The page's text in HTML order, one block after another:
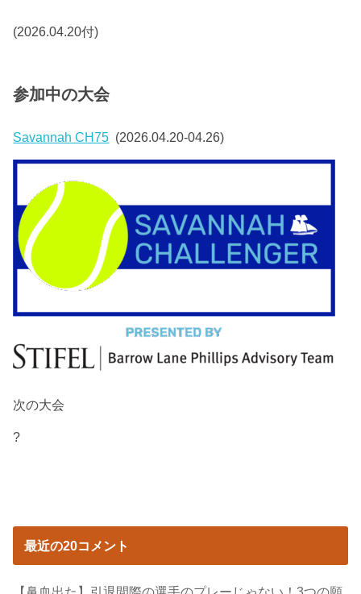
(2026.04.20付)
参加中の大会
Savannah CH75 (2026.04.20-04.26)
次の大会
?
最近の20コメント